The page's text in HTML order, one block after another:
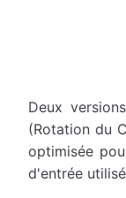
Deux
(Rotation du
optimisée
d'entrée